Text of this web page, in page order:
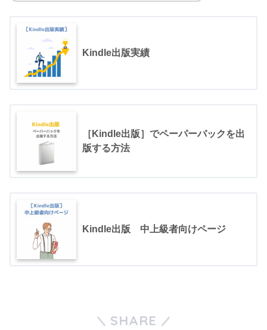
Kindle出版実績
［Kindle出版］でペーパーバックを出
版する方法
Kindle出版 中上級者向けページ
SHARE